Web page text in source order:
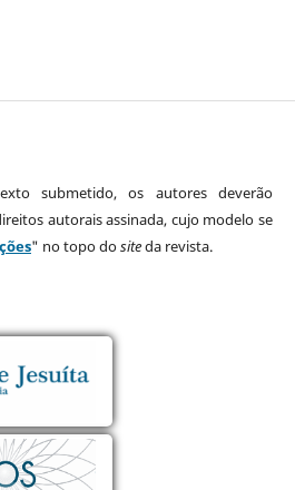
submetido, os autores deverão
autorais assinada, cujo modelo se
" no topo dositeda revista.